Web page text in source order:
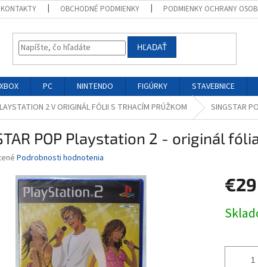
KONTAKTY OBCHODNÉ PODMIENKY PODMIENKY OCHRANY
HĽADAŤ
XBOX PC NINTENDO FIGÚRKY STAVEBNICE
2 V ORIGINÁL FÓLII S TRHACÍM PRÚŽKOM SINGSTAR
POP Playstation 2 - originál
Podrobnosti hodnotenia
€29
cena: